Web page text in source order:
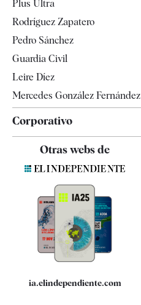
Televisión
Plus Ultra
Rodríguez Zapatero
Pedro Sánchez
Guardia Civil
Leire Díez
Mercedes González Fernández
Corporativo
Quiénes somos
Especificaciones
Otras webs de
ia.elindependiente.com